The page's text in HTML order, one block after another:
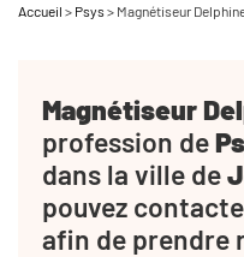
Accueil > Psys > Magnétiseur
Magnétiseur
profession de
dans la ville de
pouvez
afin de prendre